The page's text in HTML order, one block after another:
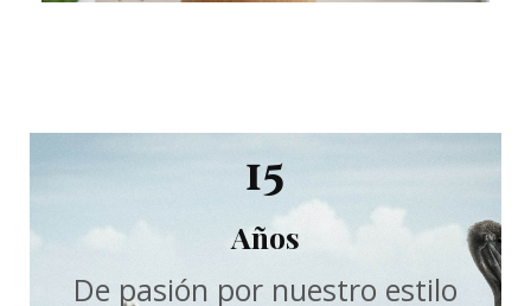
15
Años
De pasión por nuestro estilo